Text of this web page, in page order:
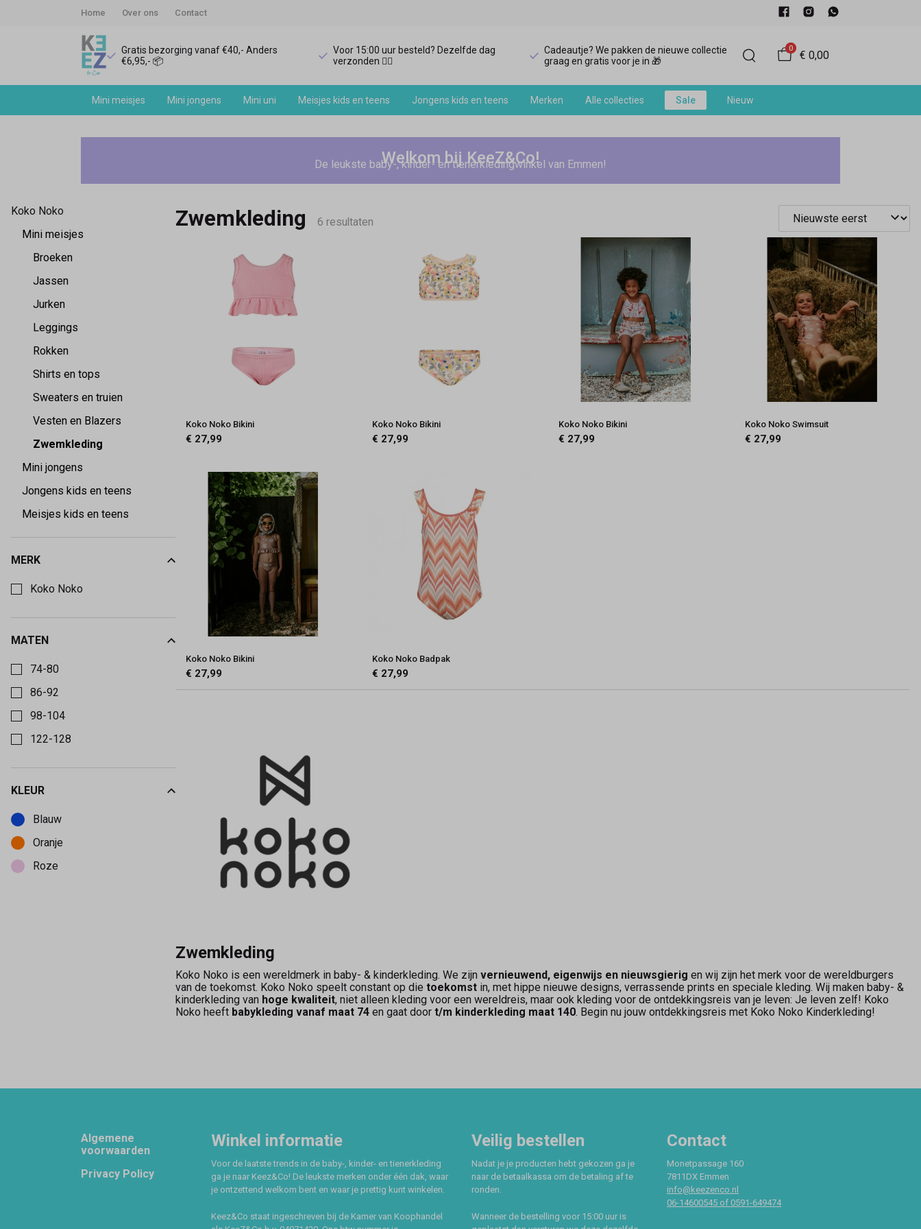
Home Over ons Contact
Gratis bezorging vanaf €40,- Anders
€6,95,- 📦
Voor 15:00 uur besteld? Dezelfde dag
verzonden 🏃‍♀️
Cadeautje? We pakken de nieuwe collectie
graag en gratis voor je in 🎁
0
€ 0,00
Mini meisjes Mini jongens Mini uni Meisjes kids en teens Jongens kids en teens Merken Alle collecties Sale Nieuw
mini
meisjes
zwemkleding
Keez&Co
Welkom bij KeeZ&Co!
De leukste baby-, kinder- en tienerkledingwinkel van Emmen!
Koko Noko
Mini meisjes
Broeken
Jassen
Jurken
Leggings
Rokken
Shirts en tops
Sweaters en truien
Vesten en Blazers
Zwemkleding
Mini jongens
Jongens kids en teens
Meisjes kids en teens
MERK
Koko Noko
MATEN
74-80
86-92
98-104
122-128
KLEUR
Blauw
Oranje
Roze
Zwemkleding 6 resultaten
Koko Noko Bikini
€ 27,99
Koko Noko Bikini
€ 27,99
Koko Noko Bikini
€ 27,99
Koko Noko Swimsuit
€ 27,99
Koko Noko Bikini
€ 27,99
Koko Noko Badpak
€ 27,99
Zwemkleding
Koko Noko is een wereldmerk in baby- & kinderkleding. We zijn vernieuwend, eigenwijs en nieuwsgierig en wij zijn het merk voor de wereldburgers
van de toekomst. Koko Noko speelt constant op die toekomst in, met hippe nieuwe designs, verrassende prints en speciale kleding. Wij maken baby- &
kinderkleding van hoge kwaliteit, niet alleen kleding voor een wereldreis, maar ook kleding voor de ontdekkingsreis van je leven: Je leven zelf! Koko
Noko heeft babykleding vanaf maat 74 en gaat door t/m kinderkleding maat 140. Begin nu jouw ontdekkingsreis met Koko Noko Kinderkleding!
Footer
Algemene
voorwaarden
Privacy Policy
Winkel informatie
Voor de laatste trends in de baby-, kinder- en tienerkleding
ga je naar Keez&Co! De leukste merken onder één dak, waar
je ontzettend welkom bent en waar je prettig kunt winkelen.
Keez&Co staat ingeschreven bij de Kamer van Koophandel
Veilig bestellen
Nadat je je producten hebt gekozen ga je
naar de betaalkassa om de betaling af te
ronden.
Wanneer de bestelling voor 15:00 uur is
Contact
Monetpassage 160
7811DX Emmen
info@keezenco.nl
06-14600545 of 0591-649474